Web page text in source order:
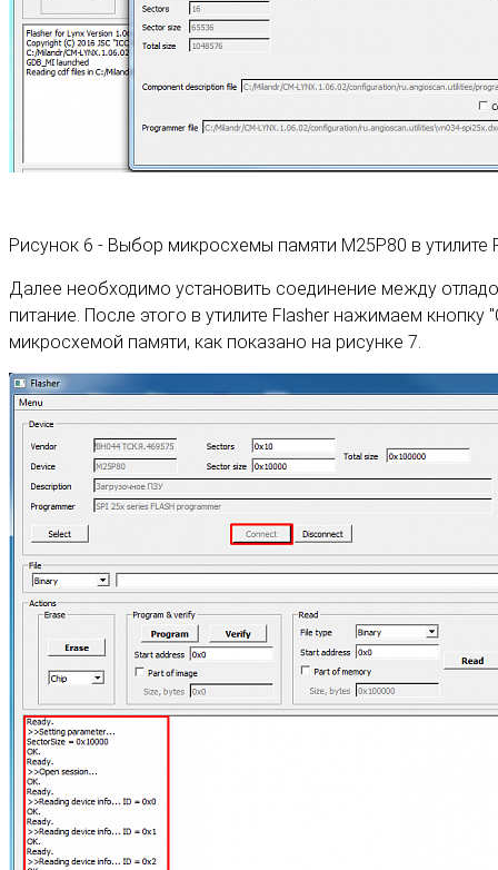
Рисунок 6 - Выбор микросхемы памяти M25P80 в утилите
Далее необходимо установить соединение между
питание. После этого в утилите Flasher нажимаем
микросхемой памяти, как показано на рисунке 7.